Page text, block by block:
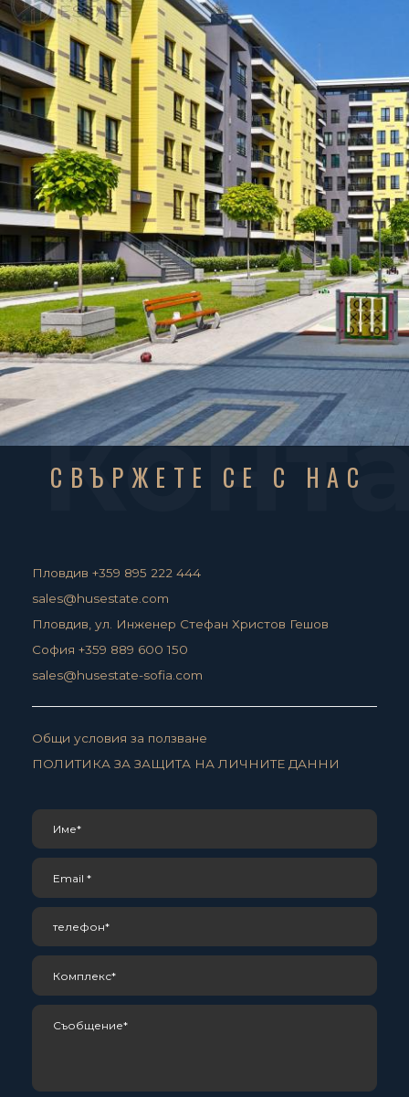
СВЪРЖЕТЕ СЕ С НАС
Пловдив +359 895 222 444
sales@husestate.com
Пловдив, ул. Инженер Стефан Христов Гешов
София +359 889 600 150
sales@husestate-sofia.com
Общи условия за ползване
ПОЛИТИКА ЗА ЗАЩИТА НА ЛИЧНИТЕ ДАННИ